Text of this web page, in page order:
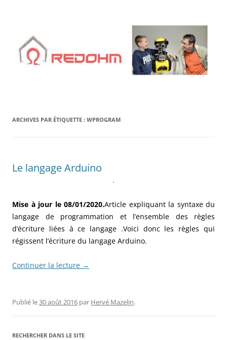
ARCHIVES PAR ÉTIQUETTE : WPROGRAM
Le langage Arduino
.
Mise à jour le 08/01/2020.Article expliquant la syntaxe du
langage de programmation et l’ensemble des règles
d’écriture liées à ce langage .Voici donc les règles qui
régissent l’écriture du langage Arduino.
Continuer la lecture →
Publié le30 août 2016 par Hervé Mazelin.
RECHERCHER DANS LE SITE